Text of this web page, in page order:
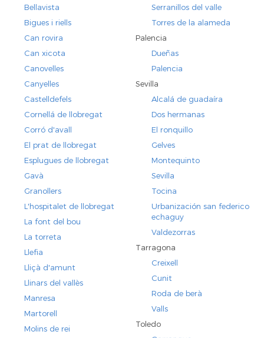
Bellavista
Bigues i riells
Can rovira
Can xicota
Canovelles
Canyelles
Castelldefels
Cornellá de llobregat
Corró d'avall
El prat de llobregat
Esplugues de llobregat
Gavà
Granollers
L'hospitalet de llobregat
La font del bou
La torreta
Llefia
Lliçà d'amunt
Llinars del vallès
Manresa
Martorell
Molins de rei
Serranillos del valle
Torres de la alameda
Palencia
Dueñas
Palencia
Sevilla
Alcalá de guadaíra
Dos hermanas
El ronquillo
Gelves
Montequinto
Sevilla
Tocina
Urbanización san federico
echaguy
Valdezorras
Tarragona
Creixell
Cunit
Roda de berà
Valls
Toledo